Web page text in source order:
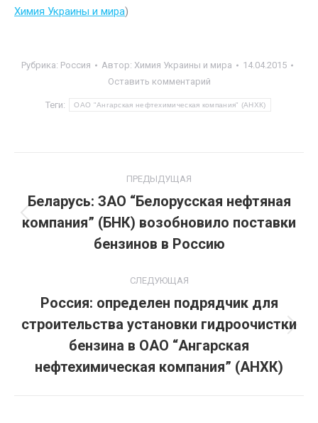
Химия Украины и мира)
Рубрика: Россия Автор: Химия Украины и мира
14.04.2015
Оставить комментарий
Теги: ОАО "Ангарская нефтехимическая компания" (АНХК)
по
записям
ПРЕДЫДУЩАЯ
Предыдущая
запись:
Беларусь: ЗАО “Белорусская нефтяная
компания” (БНК) возобновило поставки
бензинов в Россию
СЛЕДУЮЩАЯ
Следующая
запись:
Россия: определен подрядчик для
строительства установки гидроочистки
бензина в ОАО “Ангарская
нефтехимическая компания” (АНХК)